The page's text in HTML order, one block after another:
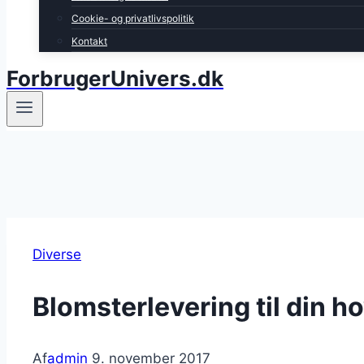
Cookie- og privatlivspolitik
Kontakt
ForbrugerUnivers.dk
Diverse
Blomsterlevering til din
Afadmin 9. november 2017